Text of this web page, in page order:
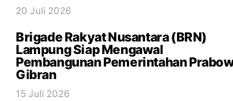
20 Juli 2026
Brigade Rakyat Nusantara (BRN)
Lampung Siap Mengawal
Pembangunan Pemerintahan
Gibran
15 Juli 2026